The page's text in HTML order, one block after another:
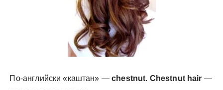
По-английски «каштан» —chestnut. Chestnut hair —